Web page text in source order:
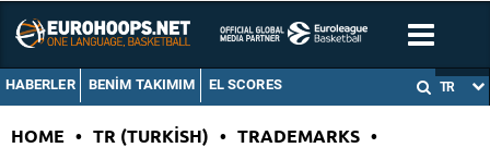
HABERLER BENIM TAKIMIM EL SCORES TR
HOME • TR (TURKISH) • TRADEMARKS •